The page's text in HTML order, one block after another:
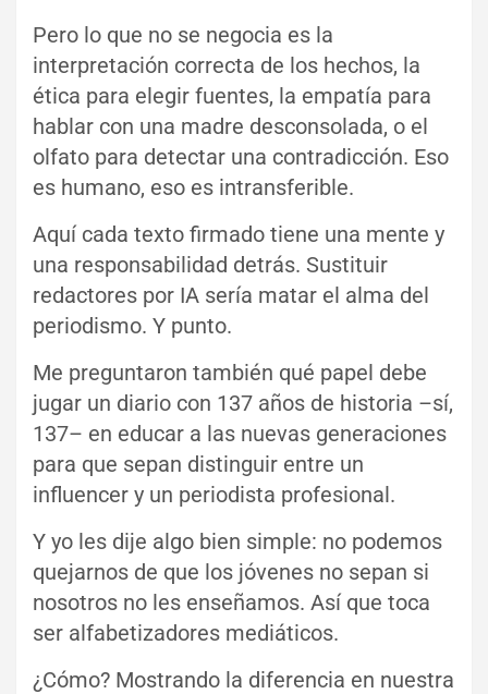
Pero lo que no se negocia es la
interpretación correcta de los hechos, la
ética para elegir fuentes, la empatía para
hablar con una madre desconsolada, o el
olfato para detectar una contradicción. Eso
es humano, eso es intransferible.
Aquí cada texto firmado tiene una mente y
una responsabilidad detrás. Sustituir
redactores por IA sería matar el alma del
periodismo. Y punto.
Me preguntaron también qué papel debe
jugar un diario con 137 años de historia –sí,
137– en educar a las nuevas generaciones
para que sepan distinguir entre un
influencer y un periodista profesional.
Y yo les dije algo bien simple: no podemos
quejarnos de que los jóvenes no sepan si
nosotros no les enseñamos. Así que toca
ser alfabetizadores mediáticos.
¿Cómo? Mostrando la diferencia en nuestra